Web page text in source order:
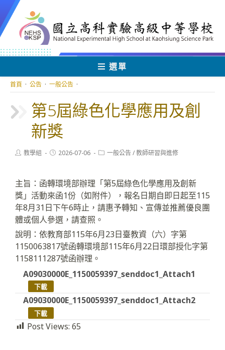
轉
至
要
容
選單
第5屆綠色化學應用及創
新獎
首頁 · 公告 · 一般公告 ·
Post教學組
Post2026-07-06
Post一般公告/教師研習與進修
主旨：函轉環境部辦理「第5屆綠色化學應用及創新
獎」活動來函1份（如附件），報名日期自即日起至115
年8月31日下午6時止，請惠予轉知、宣傳並推薦優良團
體或個人參選，請查照。
說明：依教育部115年6月23日臺教資（六）字第
1150063817號函轉環境部115年6月22日環部授化字第
1158111287號函辦理。
A09030000E_1150059397_senddoc1_Attach1
下載
A09030000E_1150059397_senddoc1_Attach2
下載
Post Views: 65